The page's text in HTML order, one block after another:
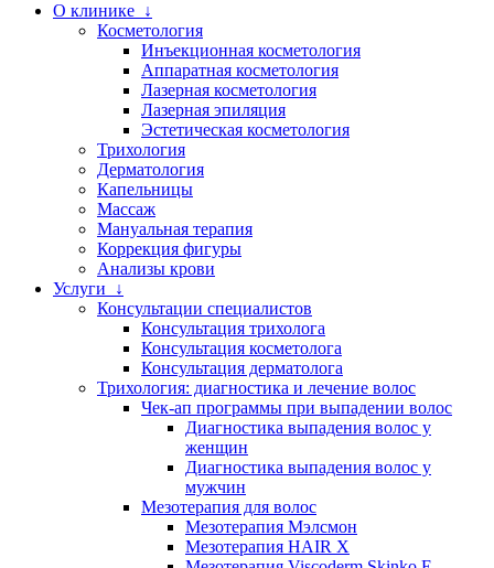
О клинике ↓
Косметология
Инъекционная косметология
Аппаратная косметология
Лазерная косметология
Лазерная эпиляция
Эстетическая косметология
Трихология
Дерматология
Капельницы
Массаж
Мануальная терапия
Коррекция фигуры
Анализы крови
Услуги ↓
Консультации специалистов
Консультация трихолога
Консультация косметолога
Консультация дерматолога
Трихология: диагностика и лечение волос
Чек-ап программы при выпадении волос
Диагностика выпадения волос у
женщин
Диагностика выпадения волос у
мужчин
Мезотерапия для волос
Мезотерапия Мэлсмон
Мезотерапия HAIR X